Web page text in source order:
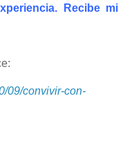
Recibe mi
09/convivir-con-